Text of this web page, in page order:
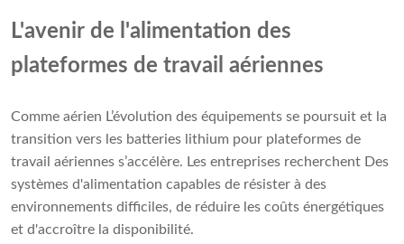
L'avenir de l'alimentation des
plateformes de travail aériennes
Comme aérien L’évolution des équipements se poursuit et la
transition vers les batteries lithium pour plateformes de
travail aériennes s’accélère. Les entreprises recherchent Des
systèmes d'alimentation capables de résister à des
environnements difficiles, de réduire les coûts énergétiques
et d'accroître la disponibilité.